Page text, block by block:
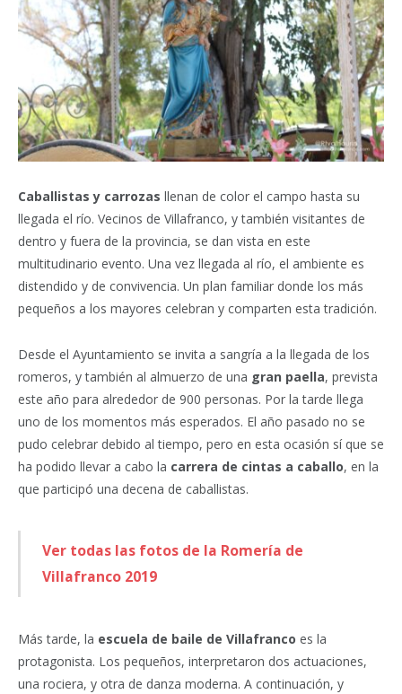
Caballistas y carrozas llenan de color el campo hasta su
llegada el río. Vecinos de Villafranco, y también visitantes de
dentro y fuera de la provincia, se dan vista en este
multitudinario evento. Una vez llegada al río, el ambiente es
distendido y de convivencia. Un plan familiar donde los más
pequeños a los mayores celebran y comparten esta tradición.
Desde el Ayuntamiento se invita a sangría a la llegada de los
romeros, y también al almuerzo de una gran paella, prevista
este año para alrededor de 900 personas. Por la tarde llega
uno de los momentos más esperados. El año pasado no se
pudo celebrar debido al tiempo, pero en esta ocasión sí que se
ha podido llevar a cabo la carrera de cintas a caballo, en la
que participó una decena de caballistas.
Ver todas las fotos de la Romería de
Villafranco 2019
Más tarde, la escuela de baile de Villafranco es la
protagonista. Los pequeños, interpretaron dos actuaciones,
una rociera, y otra de danza moderna. A continuación, y